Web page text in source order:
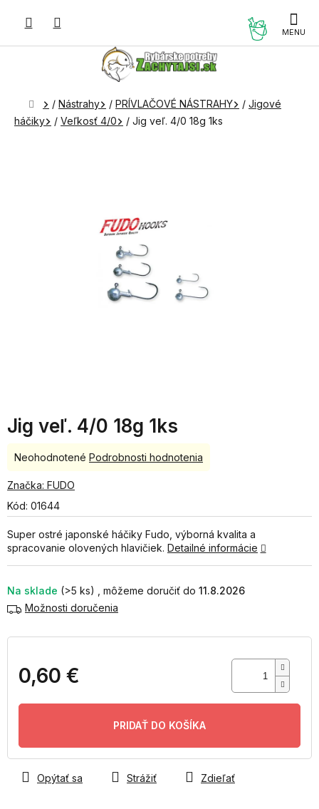
Domov
/ Nástrahy / PRÍVLAČOVÉ NÁSTRAHY / Jigové
háčiky
/ Veľkosť 4/0 / Jig veľ. 4/0 18g 1ks
Jig veľ. 4/0 18g 1ks
Kód: 01644
Na sklade (>5 ks)
11.8.2026
Možnosti doručenia
0,60 €
PRIDAŤ DO KOŠÍKA
Super ostré japonské háčiky Fudo, výborná kvalita a
spracovanie olovených hlavičiek. Detailné informácie
Opýtať sa Strážiť Zdieľať
Priemerné
produktu
0,0
5
hviezdičiek.
Neohodnotené Podrobnosti hodnotenia
Značka: FUDO